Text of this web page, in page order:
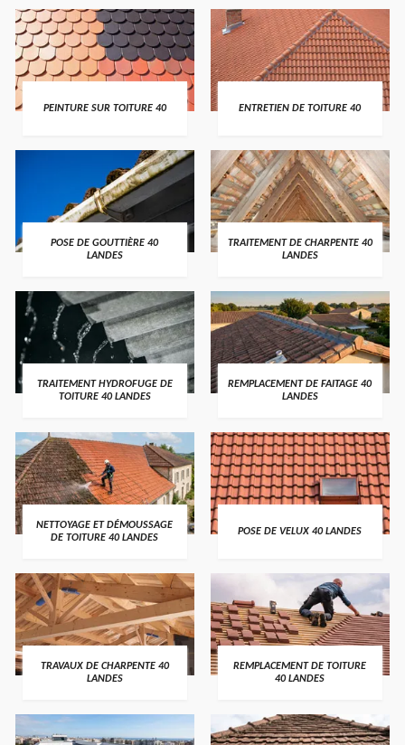
PEINTURE SUR TOITURE 40 ENTRETIEN DE TOITURE 40
POSE DE GOUTTIÈRE 40
LANDES
TRAITEMENT DE CHARPENTE 40
LANDES
TRAITEMENT HYDROFUGE DE
TOITURE 40 LANDES
REMPLACEMENT DE FAITAGE 40
LANDES
NETTOYAGE ET DÉMOUSSAGE
DE TOITURE 40 LANDES
POSE DE VELUX 40 LANDES
TRAVAUX DE CHARPENTE 40
LANDES
REMPLACEMENT DE TOITURE
40 LANDES